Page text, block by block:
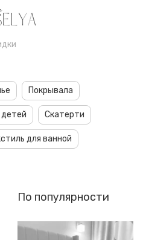
Покрывала
Скатерти
для ванной
По популярности